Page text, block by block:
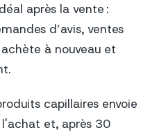
après la vente :
d’avis, ventes
à nouveau et
capillaires envoie
et, après 30